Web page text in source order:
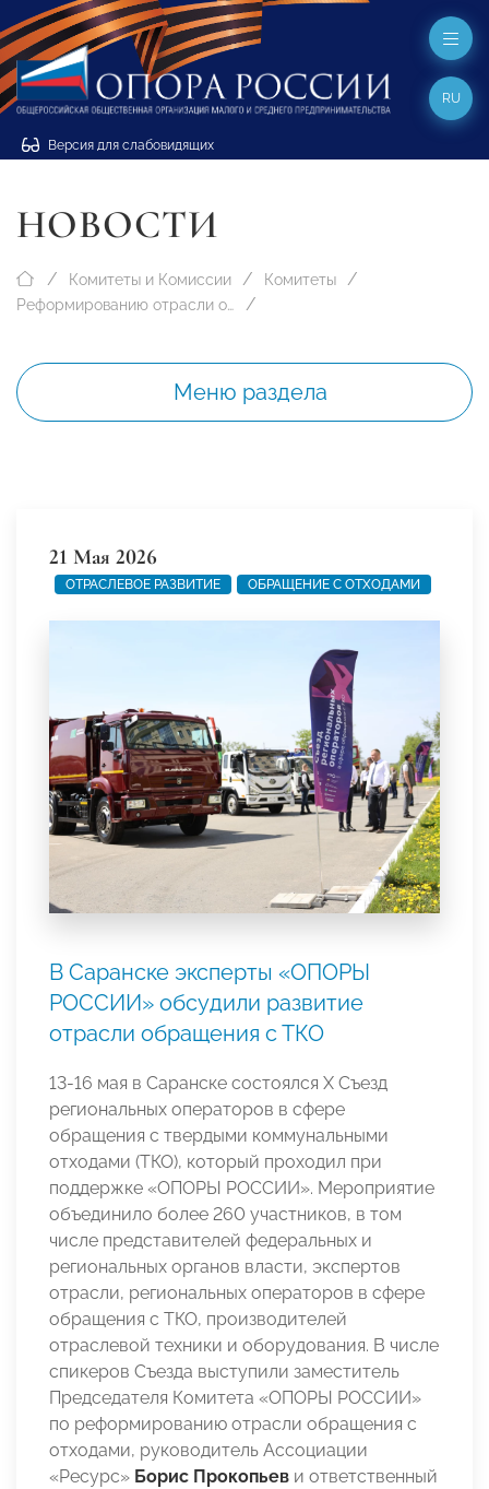
Версия для слабовидящих
RU
НОВОСТИ
Комитеты и Комиссии
Комитеты
Реформированию отрасли обращения с отходами
Меню раздела
21 Мая 2026
ОТРАСЛЕВОЕ РАЗВИТИЕ ОБРАЩЕНИЕ С ОТХОДАМИ
В Саранске эксперты «ОПОРЫ
РОССИИ» обсудили развитие
отрасли обращения с ТКО
13-16 мая в Саранске состоялся X Съезд
региональных операторов в сфере
обращения с твердыми коммунальными
отходами (ТКО), который проходил при
поддержке «ОПОРЫ РОССИИ». Мероприятие
объединило более 260 участников, в том
числе представителей федеральных и
региональных органов власти, экспертов
отрасли, региональных операторов в сфере
обращения с ТКО, производителей
отраслевой техники и оборудования. В числе
спикеров Съезда выступили заместитель
Председателя Комитета «ОПОРЫ РОССИИ»
по реформированию отрасли обращения с
отходами, руководитель Ассоциации
«Ресурс» Борис Прокопьев и ответственный